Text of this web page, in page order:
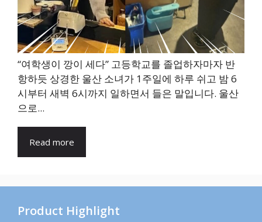
“여학생이 깡이 세다” 고등학교를 졸업하자마자 반
항하듯 상경한 울산 소녀가 1주일에 하루 쉬고 밤 6
시부터 새벽 6시까지 일하면서 들은 말입니다. 울산
으로...
Read more
Product Highlight